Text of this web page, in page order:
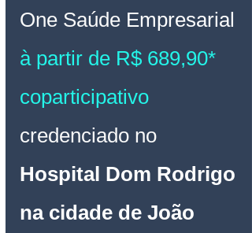
One Saúde Empresarial
à partir de R$ 689,90*
coparticipativo
credenciado no
Hospital Dom Rodrigo
na cidade de João